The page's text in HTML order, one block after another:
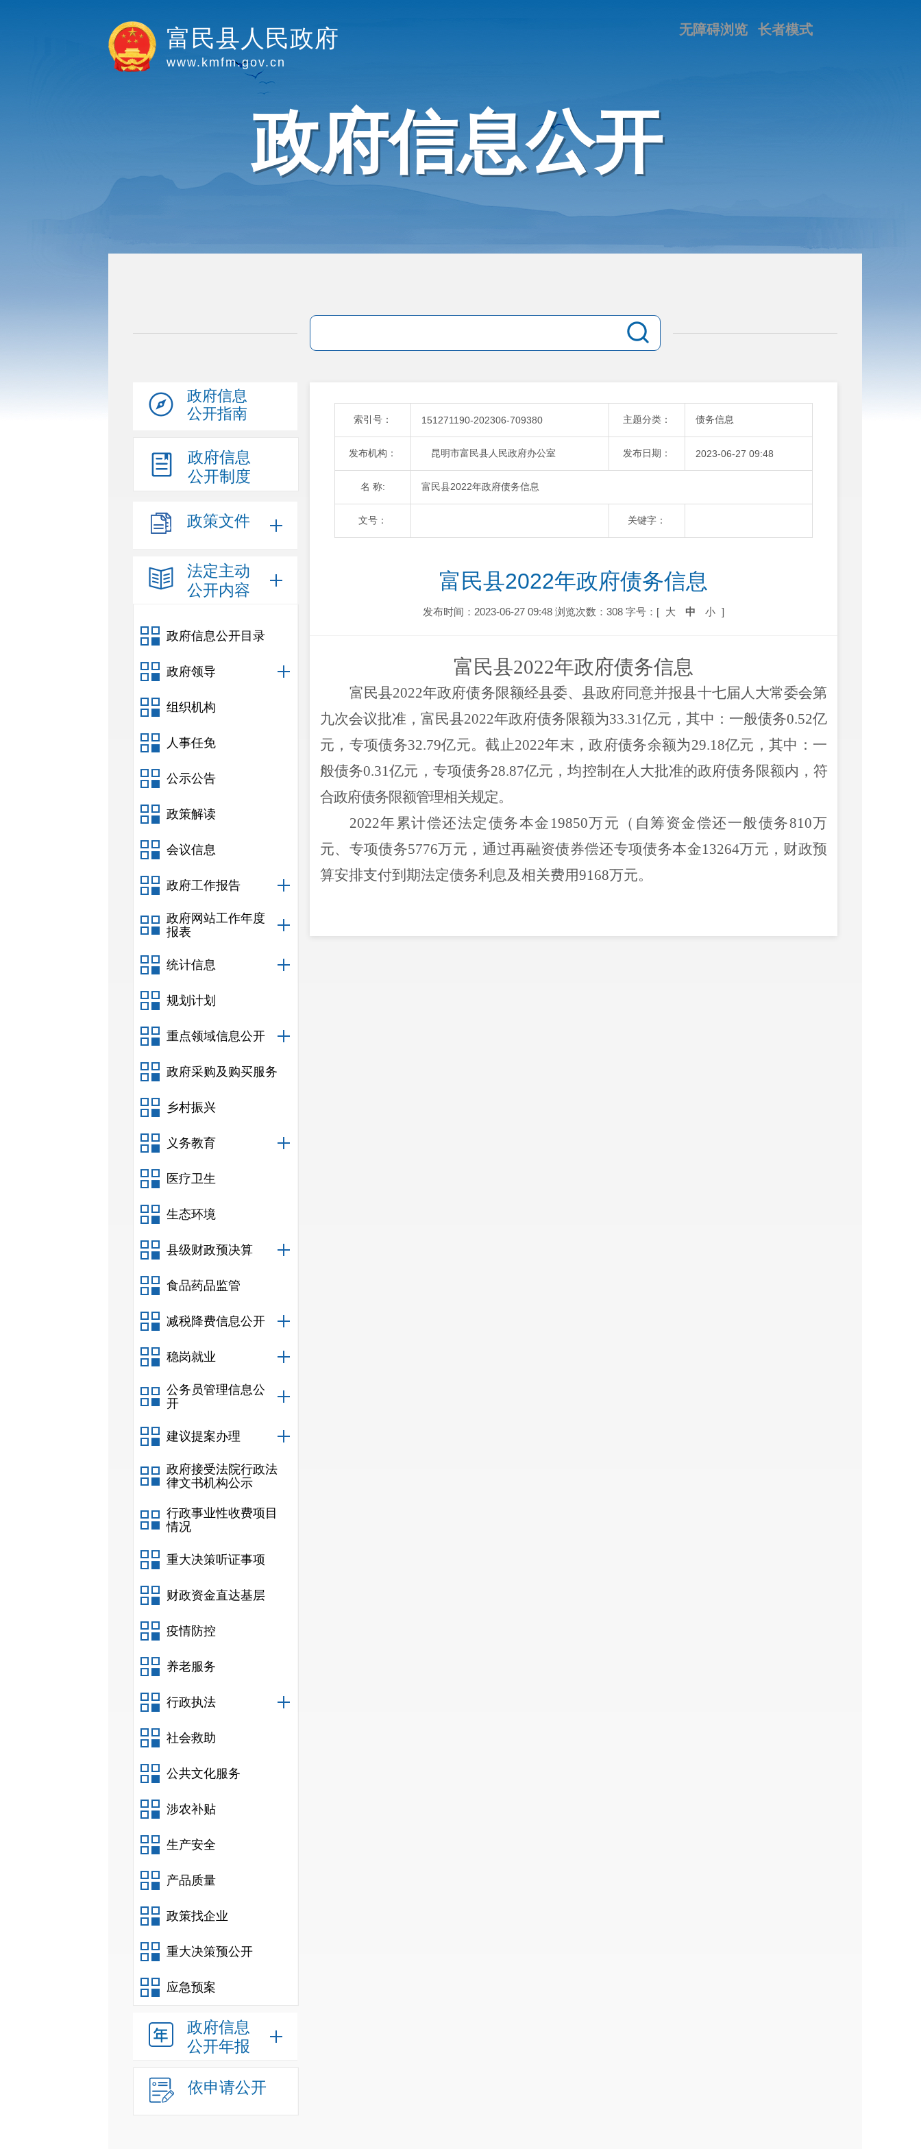
富民县人民政府
www.kmfm.gov.cn
长者模式
无障碍浏览
政府信息公开
政府信息
公开指南
政府信息
公开制度
政策文件
法定主动
公开内容
政府信息公开目录
政府领导
组织机构
人事任免
公示公告
政策解读
会议信息
政府工作报告
政府网站工作年度
报表
统计信息
规划计划
重点领域信息公开
政府采购及购买服务
乡村振兴
义务教育
医疗卫生
生态环境
县级财政预决算
食品药品监管
减税降费信息公开
稳岗就业
公务员管理信息公
开
建议提案办理
政府接受法院行政法
律文书机构公示
行政事业性收费项目
情况
重大决策听证事项
财政资金直达基层
疫情防控
养老服务
行政执法
社会救助
公共文化服务
涉农补贴
生产安全
产品质量
政策找企业
重大决策预公开
应急预案
政府信息
公开年报
依申请公开
索引号： 151271190-202306-709380 主题分类： 债务信息
发布机构： 昆明市富民县人民政府办公室 发布日期： 2023-06-27 09:48
名 称: 富民县2022年政府债务信息
文号： 关键字：
富民县2022年政府债务信息
发布时间：2023-06-27 09:48 浏览次数：308 字号：[ 大 中 小 ]
富民县2022年政府债务信息
富民县2022年政府债务限额经县委、县政府同意并报县十七届人大常委会第
九次会议批准， 富民县2022年政府债务限额为33.31亿元 ，其中：一般债务0.52亿
元 ，专项债务32.79亿元。截止2022年末，政府债务余额为29.18亿元，其中：一
般债务0.31亿元，专项债务28.87亿元，均控制在人大批准的政府债务限额内， 符
合政府债务限额管理相关规定。
2022年累计偿还法定债务本金 19850万元（自筹资金偿还一般债务810万
元、专项债务5776万元，通过再融资债券偿还专项债务本金13264万元，财政预
算安排支付到期法定债务利息及相关费用9168万元。